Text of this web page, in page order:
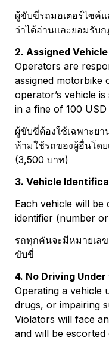
ผู้ขับขี่รถมอเตอร์ไซค์
ว่าได้อ่านและยอมรับ
2. Assigned
Operators are
assigned motorbike
operator’s vehicle
in a fine of 100
ผู้ขับขี่ต้องใช้เฉพาะย
ห้ามใช้รถของผู้อื่นโด
(3,500 บาท)
3. Vehicle
Each vehicle will be
identifier (number
รถทุกคันจะมีหมายเล
ขับขี่
4. No Driving
Operating a vehicle
drugs, or impairing
Violators will face
and will be escorted